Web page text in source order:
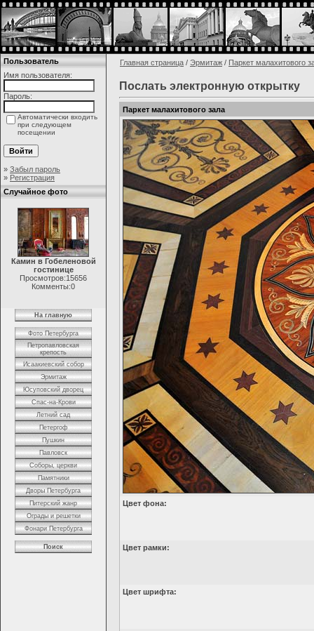
Пользователь
Имя пользователя:
Пароль:
Автоматически входить
при следующем
посещении
» Забыл пароль
» Регистрация
Случайное фото
Камин в Гобеленовой
гостинице
Просмотров:15656
Комменты:0
На главную
Фото Петербурга
Петропавловская
крепость
Исаакиевский собор
Эрмитаж
Юсуповский дворец
Спас-на-Крови
Летний сад
Петергоф
Пушкин
Павловск
Соборы, церкви
Памятники
Дворы Петербурга
Питерский жанр
Ограды и решетки
Фонари Петербурга
Поиск
Главная страница / Эрмитаж / Паркет малахитового
Послать электронную открытку
Паркет малахитового зала
Цвет фона:
Цвет рамки:
Цвет шрифта: